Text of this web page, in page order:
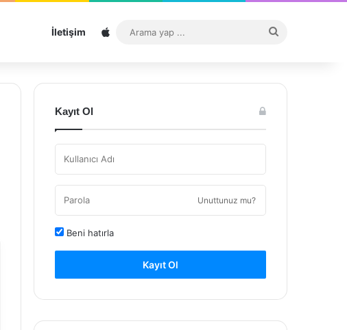
İletişim Sitemap
...
Kayıt Ol
Unuttunuz mu?
Beni hatırla
Kayıt Ol